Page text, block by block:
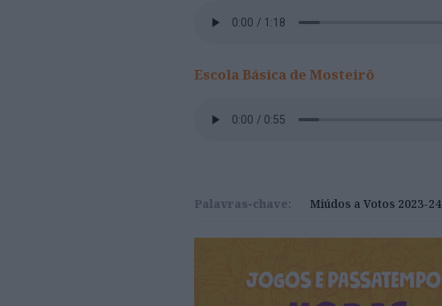
Escola Básica de Mosteirô
Palavras-chave: Miúdos a Votos 2023-24